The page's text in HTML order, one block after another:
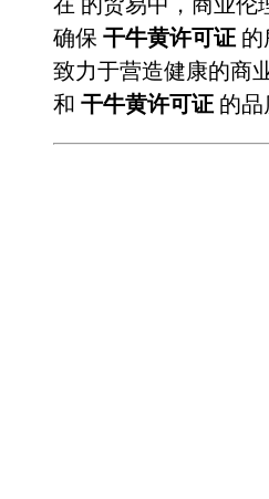
确保 干牛黄许可证
致力于营造健康的商
和 干牛黄许可证 的品